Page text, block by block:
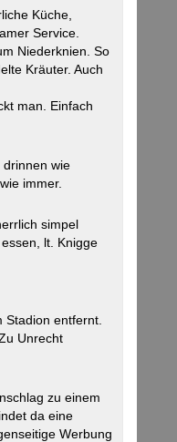
Küche,
Service.
Niederknien. So
Kräuter. Auch
man. Einfach
drinnen wie
immer.
simpel
lt. Knigge
Stadion entfernt.
Unrecht
zu einem
da eine
Werbung